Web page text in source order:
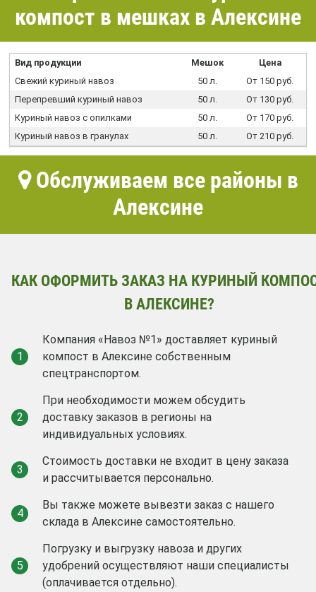
компост в мешках в Алексине
Вид продукции Мешок
Цена
Свежий куриный навоз
50 л.
От 150 руб.
Перепревший куриный навоз
50 л.
От 130 руб.
Куриный навоз с опилками
50 л.
От 170 руб.
Куриный навоз в гранулах
50 л. От 210 руб.
Обслуживаем все районы в
Алексине
КАК ОФОРМИТЬ ЗАКАЗ НА КУРИНЫЙ
В АЛЕКСИНЕ?
1
Компания «Навоз №1» доставляет куриный
компост в Алексине собственным
спецтранспортом.
2
При необходимости можем обсудить
доставку заказов в регионы на
индивидуальных условиях.
3
Стоимость доставки не входит в цену заказа
и рассчитывается персонально.
4
Вы также можете вывезти заказ с нашего
склада в Алексине самостоятельно.
5
Погрузку и выгрузку навоза и других
удобрений осуществляют наши специалисты
(оплачивается отдельно).